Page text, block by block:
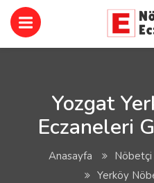
Yozgat
Eczaneleri
Anasayfa Nöbetçi
Yerköy